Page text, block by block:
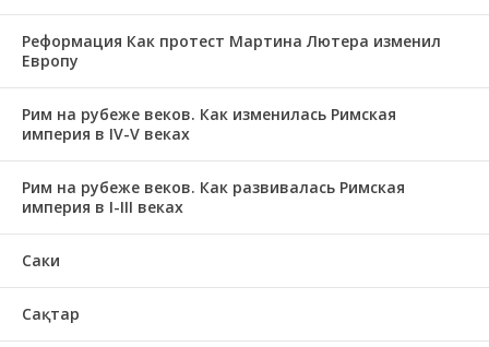
Реформация Как протест Мартина Лютера изменил
Европу
Рим на рубеже веков. Как изменилась Римская
империя в IV-V веках
Рим на рубеже веков. Как развивалась Римская
империя в І-ІІІ веках
Саки
Сақтар